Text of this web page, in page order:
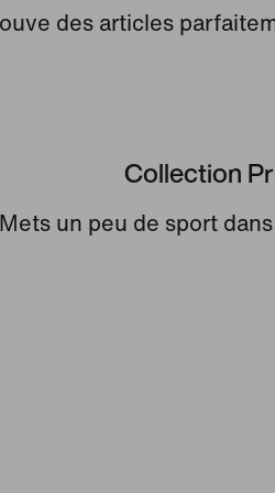
des articles
Collection
un peu de sport